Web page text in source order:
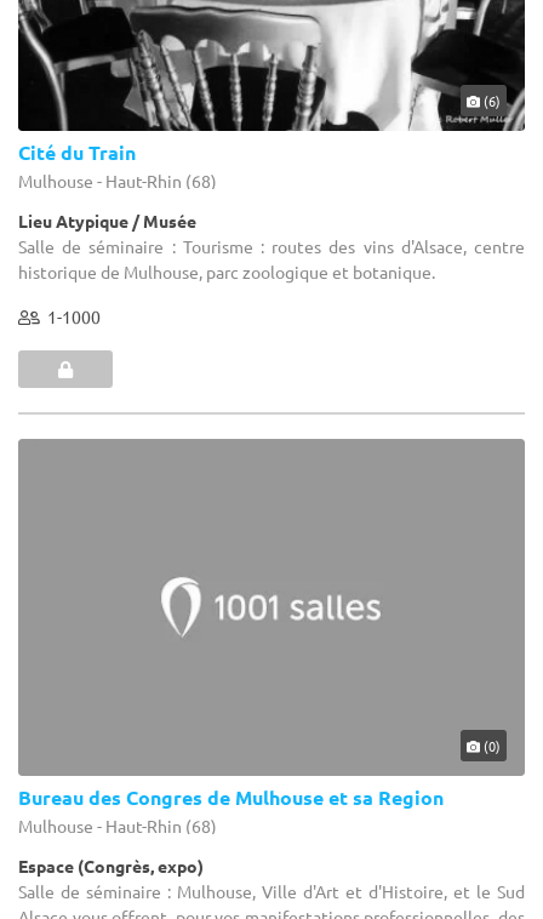
(6)
Cité du Train
Mulhouse - Haut-Rhin (68)
Lieu Atypique / Musée
Salle de séminaire : Tourisme : routes des vins d'Alsace, centre
historique de Mulhouse, parc zoologique et botanique.
1-1000
(0)
Bureau des Congres de Mulhouse et sa Region
Mulhouse - Haut-Rhin (68)
Espace (Congrès, expo)
Salle de séminaire : Mulhouse, Ville d'Art et d'Histoire, et le Sud